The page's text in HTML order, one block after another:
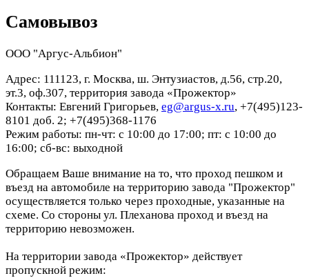
Самовывоз
ООО "Аргус-Альбион"
Адрес: 111123, г. Москва, ш. Энтузиастов, д.56, стр.20,
эт.3, оф.307, территория завода «Прожектор»
Контакты: Евгений Григорьев, eg@argus-x.ru, +7(495)123-
8101 доб. 2; +7(495)368-1176
Режим работы: пн-чт: с 10:00 до 17:00; пт: с 10:00 до
16:00; сб-вс: выходной
Обращаем Ваше внимание на то, что проход пешком и
въезд на автомобиле на территорию завода "Прожектор"
осуществляется только через проходные, указанные на
схеме. Со стороны ул. Плеханова проход и въезд на
территорию невозможен.
На территории завода «Прожектор» действует
пропускной режим: